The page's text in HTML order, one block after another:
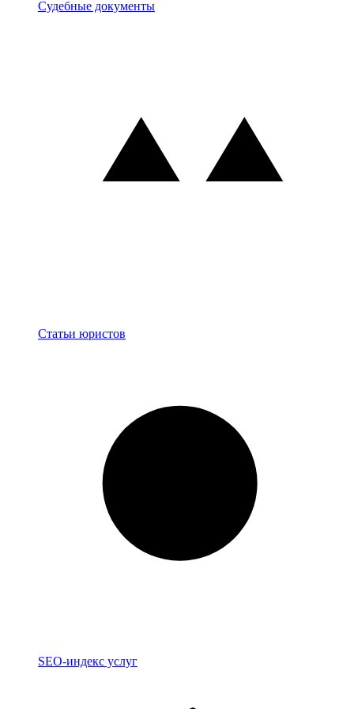
Документы
Судебные документы
Блог
Статьи юристов
Индекс
SEO-индекс услуг